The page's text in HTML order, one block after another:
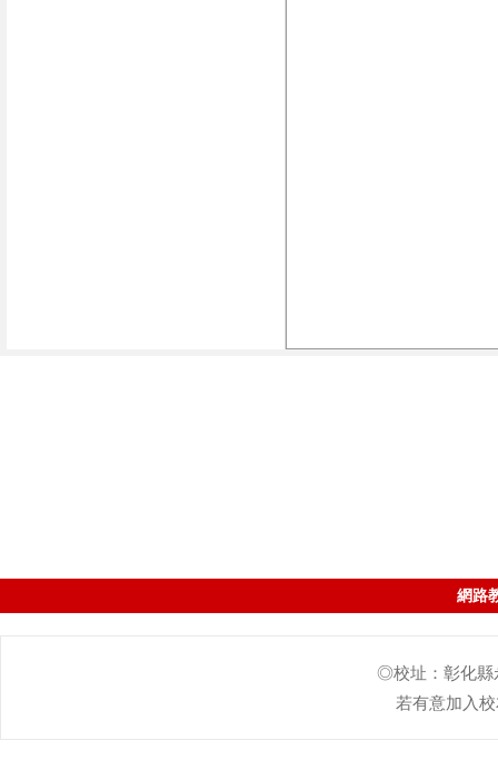
網路
◎校址：彰化縣
若有意加入